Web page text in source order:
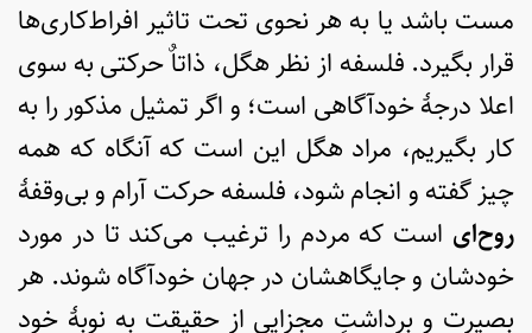
مست باشد یا به هر نحوی تحت تاثیر افراط‌کاری‌ها
قرار بگیرد. فلسفه از نظر هگل، ذاتاٌ حرکتی به سوی
اعلا درجۀ خودآگاهی است؛ و اگر تمثیل مذکور را به
کار بگیریم، مراد هگل این است که آنگاه که همه
چیز گفته و انجام شود، فلسفه حرکت آرام و بی‌وقفۀ
روح‌ای است که مردم را ترغیب می‌کند تا در مورد
خودشان و جایگاهشان در جهان خودآگاه شوند. هر
بصیرت و برداشتِ مجزایی از حقیقت به نوبۀ خود